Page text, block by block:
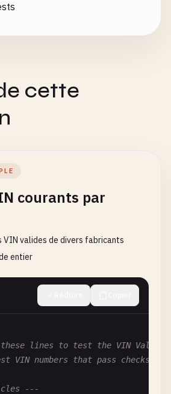
cette
courants par
VIN valides de divers fabricants
entier
these lines to test the VIN
VIN numbers that pass checksum
---